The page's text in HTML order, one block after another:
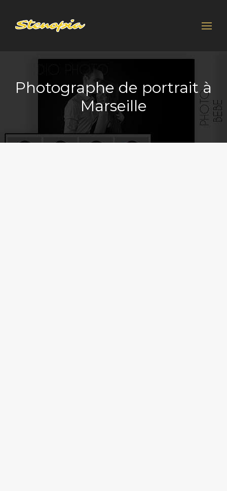
Rechercher :
Photographe de portrait à
Marseille